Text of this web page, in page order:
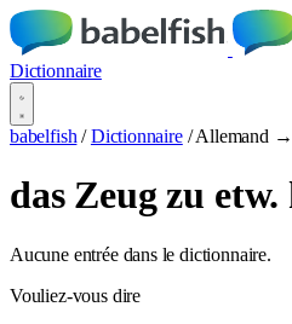
Dictionnaire
babelfish / Dictionnaire / Allemand
das Zeug zu etw.
Aucune entrée dans le dictionnaire.
Vouliez-vous dire